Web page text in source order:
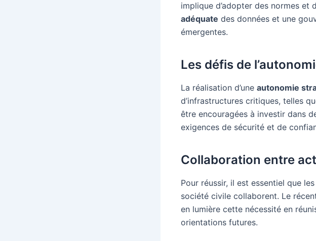
implique d’adopter des normes
adéquate des données et une
émergentes.
Les défis de
La réalisation d’une autonomie
d’infrastructures critiques, telles
être encouragées à investir dans
exigences de sécurité et de
Collaboration entre
Pour réussir, il est essentiel que
société civile collaborent. Le
en lumière cette nécessité en
orientations futures.